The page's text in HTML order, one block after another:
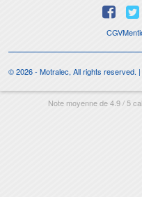
CGV
© 2026 - Motralec, All rights reserved.
Note moyenne de4.9/5